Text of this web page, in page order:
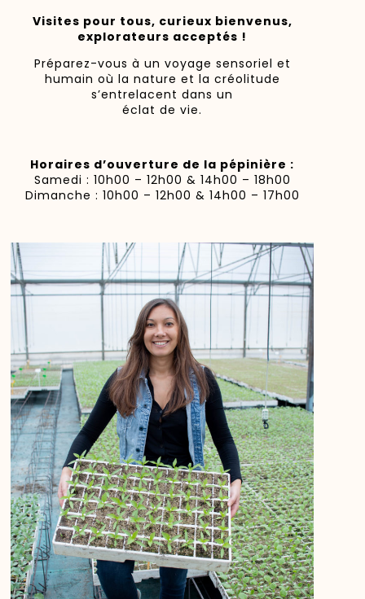
Visites pour tous, curieux bienvenus,
explorateurs acceptés !
Préparez-vous à un voyage sensoriel et
humain où la nature et la créolitude
s’entrelacent dans un
éclat de vie.
Horaires d’ouverture de la pépinière :
Samedi : 10h00 – 12h00 & 14h00 – 18h00
Dimanche : 10h00 – 12h00 & 14h00 – 17h00